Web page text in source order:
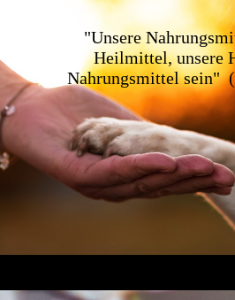
"Unsere
Heilmittel, unsere
Nahrungsmittel sein"